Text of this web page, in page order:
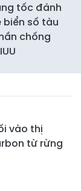
tốc đánh
biển số tàu
chống
vào thị
từ rừng